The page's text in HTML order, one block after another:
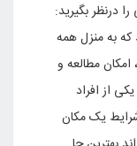
درنظر بگیرید:
که به منزل همه
امکان مطالعه و
از افراد
یک مکان